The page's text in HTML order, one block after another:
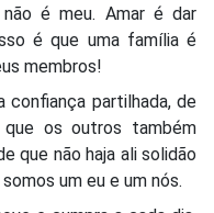
é meu. Amar é dar
é que uma família é
membros!
confiança partilhada, de
os outros também
que não haja ali solidão
um eu e um nós.